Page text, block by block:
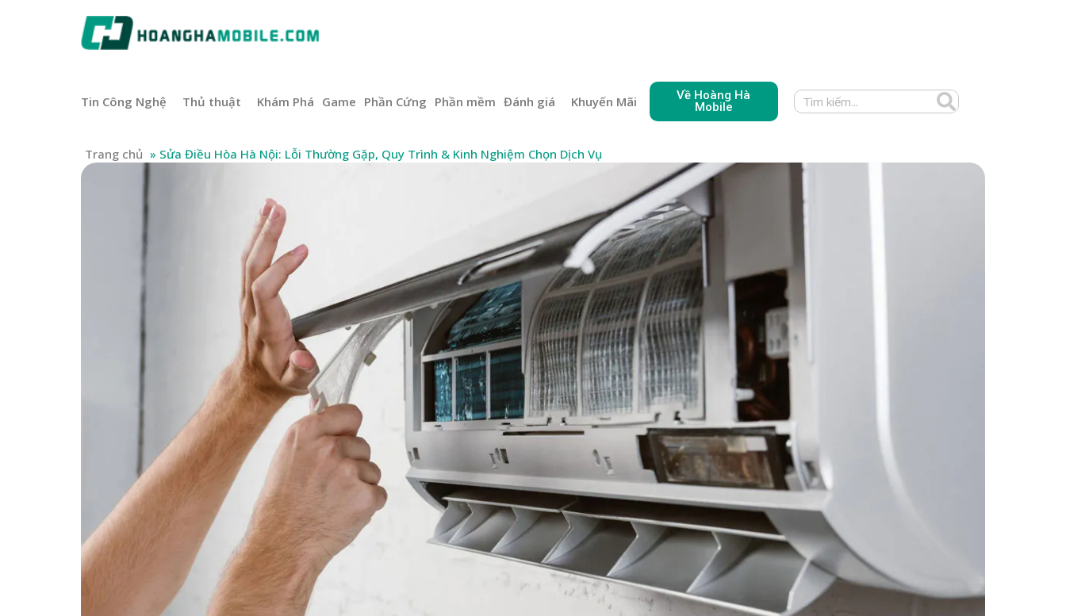
Tin Công Nghệ Thủ thuật Khám Phá Game Phần Cứng Phần mềm Đánh giá Khuyến Mãi
Về Hoàng Hà
Mobile
Trang chủ » Sửa Điều Hòa Hà Nội: Lỗi Thường Gặp, Quy Trình & Kinh Nghiệm Chọn Dịch Vụ